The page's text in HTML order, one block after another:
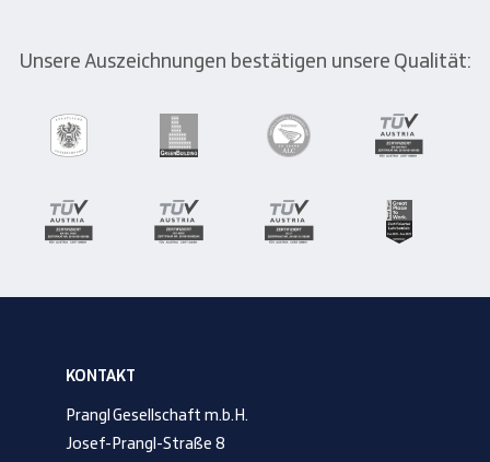
Unsere Auszeichnungen bestätigen unsere Qualität:
KONTAKT
Prangl Gesellschaft m.b.H.
Josef-Prangl-Straße 8